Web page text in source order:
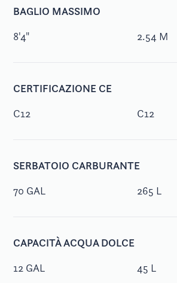
BAGLIO MASSIMO
8'4" 2.54 M
CERTIFICAZIONE CE
C12 C12
SERBATOIO CARBURANTE
70 GAL 265 L
CAPACITÀ ACQUA DOLCE
12 GAL 45 L